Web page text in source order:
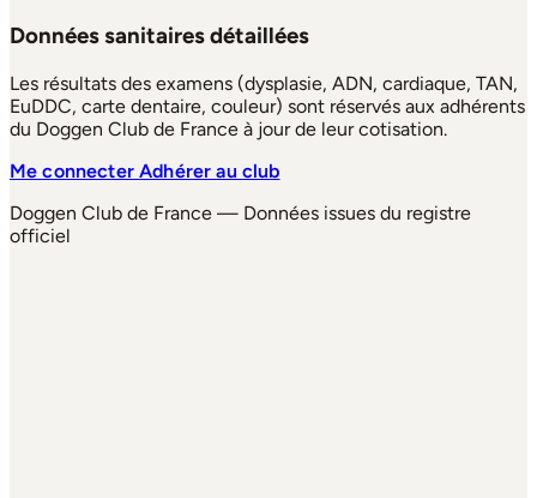
Données sanitaires détaillées
Les résultats des examens (dysplasie, ADN, cardiaque, TAN,
EuDDC, carte dentaire, couleur) sont réservés aux adhérents
du Doggen Club de France à jour de leur cotisation.
Me connecterAdhérer au club
Doggen Club de France — Données issues du registre
officiel